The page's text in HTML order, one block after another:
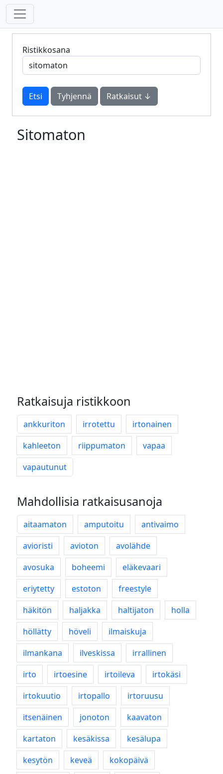
Ristikkosana
Tyhjennä Ratkaisut ↓
Sitomaton
Ratkaisuja ristikkoon
ankkuriton irrotettu
irtonainen
kahleeton
riippumaton
vapaa
vapautunut
Mahdollisia ratkaisusanoja
aitaamaton amputoitu
antivaimo
avioristi
avioton
avolähde
avosuka
boheemi
eläkevaari
eriytetty
estoton
freestyle
häkitön
haljakka haltijaton
holla
höllätty
höveli
ilmaiskuja
ilmankana
ilveskissa
irrallinen
irto
irtoesine irtoileva
irtokäsi
irtokuutio
irtopallo
irtoruusu
itsenäinen
jonoton
kaavaton
kartaton
kesäkissa
kesälupa
kesytön
keveä
kokopäivä